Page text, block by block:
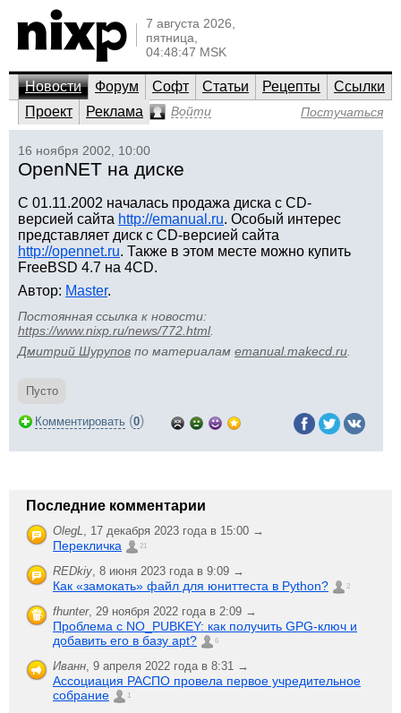
7 августа 2026,
пятница,
04:48:47 MSK
Новости Форум Софт Статьи Рецепты
Ссылки
Проект
Реклама Войти Постучаться
16 ноября 2002, 10:00
OpenNET на диске
С 01.11.2002 началась продажа диска с CD-
версией сайта http://emanual.ru. Особый интерес
представляет диск с CD-версией сайта
http://opennet.ru. Также в этом месте можно купить
FreeBSD 4.7 на 4CD.
Автор: Master.
Постоянная ссылка к новости:
https://www.nixp.ru/news/772.html.
Дмитрий Шурупов по материалам emanual.makecd.ru
Пусто
Комментировать (0)
Последние комментарии
OlegL, 17 декабря 2023 года в 15:00 →
Перекличка 21
REDkiy, 8 июня 2023 года в 9:09 →
Как «замокать» файл для юниттеста в Python? 2
fhunter, 29 ноября 2022 года в 2:09 →
Проблема с NO_PUBKEY: как получить GPG-ключ и
добавить его в базу apt?
6
Иванн, 9 апреля 2022 года в 8:31 →
Ассоциация РАСПО провела первое учредительное
собрание
1